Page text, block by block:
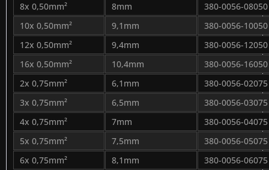
8x 0,50mm²
8mm
380-0056-08050
10x 0,50mm²
9,1mm
380-0056-10050
12x 0,50mm²
9,4mm
380-0056-12050
16x 0,50mm²
10,4mm
380-0056-16050
2x 0,75mm²
6,1mm
380-0056-02075
3x 0,75mm²
6,5mm
380-0056-03075
4x 0,75mm²
7mm
380-0056-04075
5x 0,75mm²
7,5mm
380-0056-05075
6x 0,75mm²
8,1mm
380-0056-06075